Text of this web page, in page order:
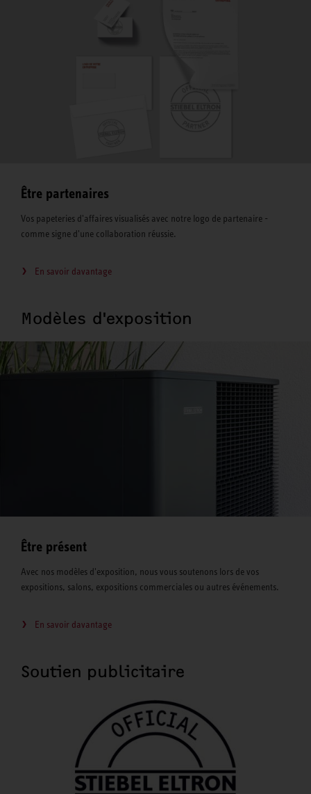
Être partenaires
Vos papeteries d'affaires visualisés avec notre logo de partenaire -
comme signe d'une collaboration réussie.
En savoir davantage
Modèles d'exposition
Être présent
Avec nos modèles d'exposition, nous vous soutenons lors de vos
expositions, salons, expositions commerciales ou autres événements.
En savoir davantage
Soutien publicitaire